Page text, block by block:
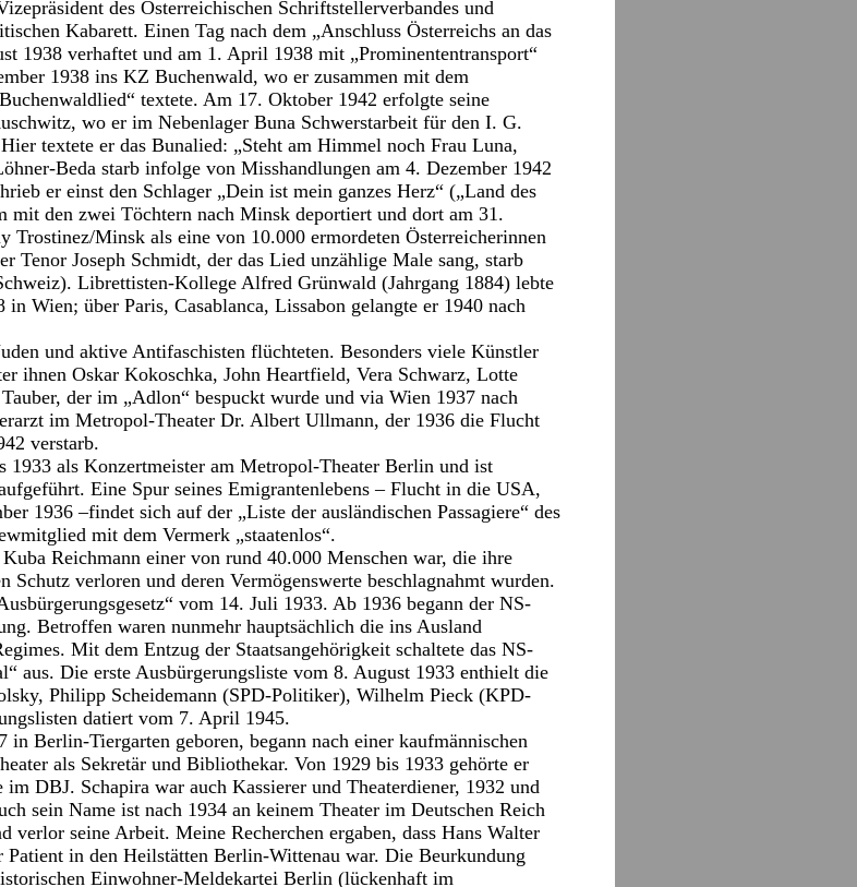
des Österreichischen Schriftstellerverbandes und
Kabarett. Einen Tag nach dem „Anschluss Österreichs an das
1938 verhaftet und am 1. April 1938 mit „Prominententransport“
1938 ins KZ Buchenwald, wo er zusammen mit dem
textete. Am 17. Oktober 1942 erfolgte seine
wo er im Nebenlager Buna Schwerstarbeit für den I. G.
textete er das Bunalied: „Steht am Himmel noch Frau Luna,
Beda starb infolge von Misshandlungen am 4. Dezember 1942
er einst den Schlager „Dein ist mein ganzes Herz“ („Land des
mit den zwei Töchtern nach Minsk deportiert und dort am 31.
Trostinez/Minsk als eine von 10.000 ermordeten Österreicherinnen
Tenor Joseph Schmidt, der das Lied unzählige Male sang, starb
Librettisten-Kollege Alfred Grünwald (Jahrgang 1884) lebte
Wien; über Paris, Casablanca, Lissabon gelangte er 1940 nach
und aktive Antifaschisten flüchteten. Besonders viele Künstler
ihnen Oskar Kokoschka, John Heartfield, Vera Schwarz, Lotte
der im „Adlon“ bespuckt wurde und via Wien 1937 nach
im Metropol-Theater Dr. Albert Ullmann, der 1936 die Flucht
verstarb.
1933 als Konzertmeister am Metropol-Theater Berlin und ist
Eine Spur seines Emigrantenlebens – Flucht in die USA,
1936 –findet sich auf der „Liste der ausländischen Passagiere“ des
mit dem Vermerk „staatenlos“.
Reichmann einer von rund 40.000 Menschen war, die ihre
Schutz verloren und deren Vermögenswerte beschlagnahmt wurden.
vom 14. Juli 1933. Ab 1936 begann der NS-
Betroffen waren nunmehr hauptsächlich die ins Ausland
Mit dem Entzug der Staatsangehörigkeit schaltete das NS-
aus. Die erste Ausbürgerungsliste vom 8. August 1933 enthielt die
Philipp Scheidemann (SPD-Politiker), Wilhelm Pieck (KPD-
datiert vom 7. April 1945.
Berlin-Tiergarten geboren, begann nach einer kaufmännischen
als Sekretär und Bibliothekar. Von 1929 bis 1933 gehörte er
DBJ. Schapira war auch Kassierer und Theaterdiener, 1932 und
sein Name ist nach 1934 an keinem Theater im Deutschen Reich
verlor seine Arbeit. Meine Recherchen ergaben, dass Hans Walter
Patient in den Heilstätten Berlin-Wittenau war. Die Beurkundung
Einwohner-Meldekartei Berlin (lückenhaft im